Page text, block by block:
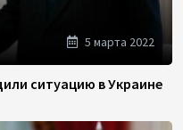
5 марта 2022
ситуацию в Украине